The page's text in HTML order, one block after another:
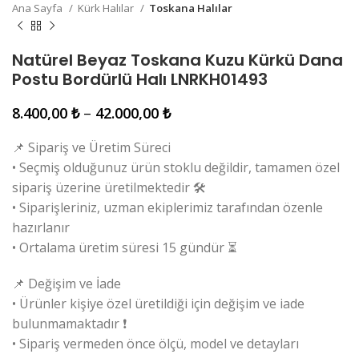
Ana Sayfa Kürk Halılar Toskana Halılar
Natürel Beyaz Toskana Kuzu Kürkü Dana
Postu Bordürlü Halı LNRKH01493
8.400,00 ₺ – 42.000,00 ₺
📌 Sipariş ve Üretim Süreci
• Seçmiş olduğunuz ürün stoklu değildir, tamamen özel
sipariş üzerine üretilmektedir 🛠️
• Siparişleriniz, uzman ekiplerimiz tarafından özenle
hazırlanır
• Ortalama üretim süresi 15 gündür ⏳
📌 Değişim ve İade
• Ürünler kişiye özel üretildiği için değişim ve iade
bulunmamaktadır ❗
• Sipariş vermeden önce ölçü, model ve detayları